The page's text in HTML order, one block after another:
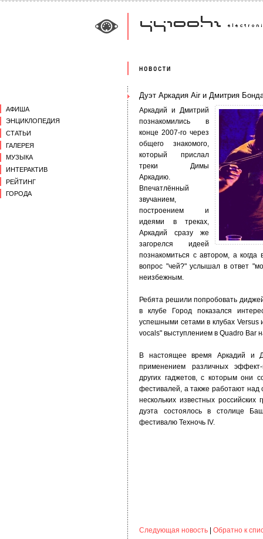
АФИША
ЭНЦИКЛОПЕДИЯ
СТАТЬИ
ГАЛЕРЕЯ
МУЗЫКА
ИНТЕРАКТИВ
РЕЙТИНГ
ГОРОДА
Дуэт Аркадия Air и Дмитрия
Аркадий и Дмитрий
познакомились в
конце 2007-го через
общего знакомого,
который прислал
треки Димы
Аркадию.
Впечатлённый
звучанием,
построением и
идеями в треках,
Аркадий сразу же
загорелся идеей
познакомиться с автором, а
вопрос "чей?" услышал в ответ
неизбежным.
Ребята решили попробовать
в клубе Город показался
успешными сетами в клубах Versus
vocals" выступлением в Quadro Bar
В настоящее время Аркадий и
применением различных
других гаджетов, с которым они
фестивалей, а также работают
нескольких известных
дуэта состоялось в столице
фестивалю Техночь IV.
Следующая новость Обратно к